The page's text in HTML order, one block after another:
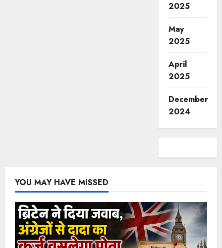
2025
May
2025
April
2025
December
2024
YOU MAY HAVE MISSED